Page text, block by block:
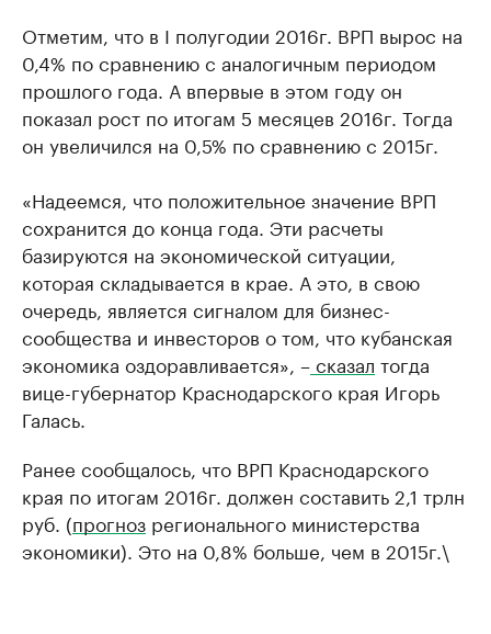
Отметим, что в I полугодии 2016г. ВРП вырос на
0,4% по сравнению с аналогичным периодом
прошлого года. А впервые в этом году он
показал рост по итогам 5 месяцев 2016г. Тогда
он увеличился на 0,5% по сравнению с 2015г.
«Надеемся, что положительное значение ВРП
сохранится до конца года. Эти расчеты
базируются на экономической ситуации,
которая складывается в крае. А это, в свою
очередь, является сигналом для бизнес-
сообщества и инвесторов о том, что кубанская
экономика оздоравливается», –сказал тогда
вице-губернатор Краснодарского края Игорь
Галась.
Ранее сообщалось, что ВРП Краснодарского
края по итогам 2016г. должен составить 2,1 трлн
руб. (прогноз регионального министерства
экономики). Это на 0,8% больше, чем в 2015г.\